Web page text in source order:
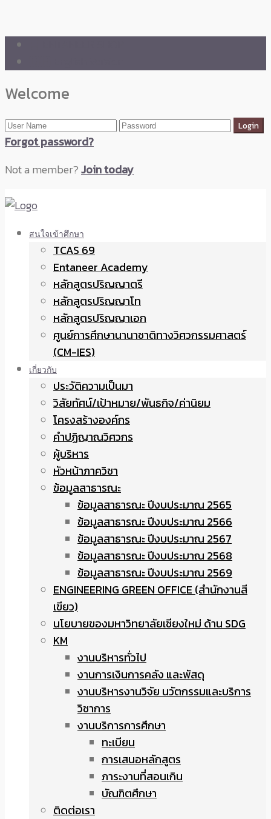
Welcome
Forgot password?
Not a member?Join today
สนใจเข้าศึกษา
TCAS 69
Entaneer Academy
หลักสูตรปริญญาตรี
หลักสูตรปริญญาโท
หลักสูตรปริญญาเอก
ศูนย์การศึกษานานาชาติทางวิศวกรรมศาสตร์
(CM-IES)
เกี่ยวกับ
ประวัติความเป็นมา
วิสัยทัศน์/เป้าหมาย/พันธกิจ/ค่านิยม
โครงสร้างองค์กร
คำปฏิญาณวิศวกร
ผู้บริหาร
หัวหน้าภาควิชา
ข้อมูลสาธารณะ
ข้อมูลสาธารณะ ปีงบประมาณ 2565
ข้อมูลสาธารณะ ปีงบประมาณ 2566
ข้อมูลสาธารณะ ปีงบประมาณ 2567
ข้อมูลสาธารณะ ปีงบประมาณ 2568
ข้อมูลสาธารณะ ปีงบประมาณ 2569
ENGINEERING GREEN OFFICE (สำนักงานสี
เขียว)
นโยบายของมหาวิทยาลัยเชียงใหม่ ด้าน SDG
KM
งานบริหารทั่วไป
งานการเงินการคลัง และพัสดุ
งานบริหารงานวิจัย นวัตกรรมและบริการ
วิชาการ
งานบริการการศึกษา
ทะเบียน
การเสนอหลักสูตร
ภาระงานที่สอนเกิน
บัณฑิตศึกษา
ติดต่อเรา